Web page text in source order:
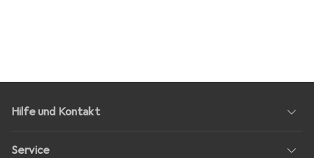
Hilfe und Kontakt
Service